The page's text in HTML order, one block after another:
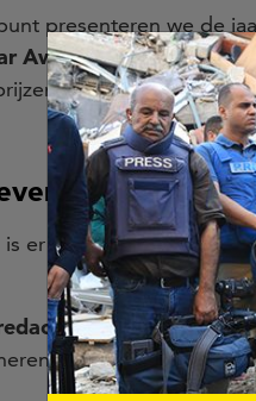
presenteren we de
Awarden deMost
eren we hun
is er voor iedereen die
: ontdek hoe
terwijl andere